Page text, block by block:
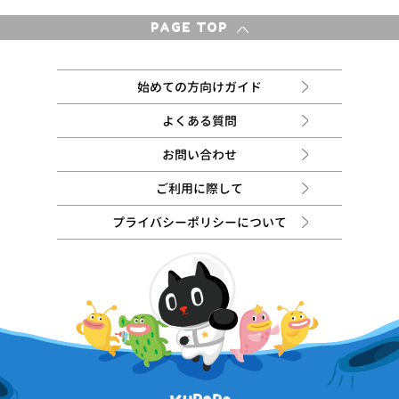
PAGE TOP
始めての方向けガイド
よくある質問
お問い合わせ
ご利用に際して
プライバシーポリシーについて